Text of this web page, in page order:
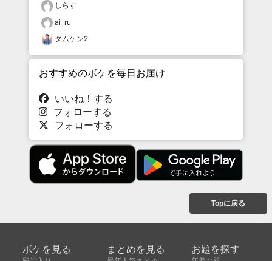
しらす
ai_ru
タムケン2
おすすめのボケを毎日お届け
いいね！する
フォローする
フォローする
Topに戻る
ボケを見る まとめを見る お題を探す